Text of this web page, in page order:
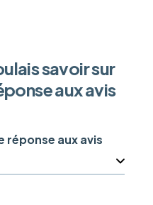
savoir sur
aux avis
réponse aux avis